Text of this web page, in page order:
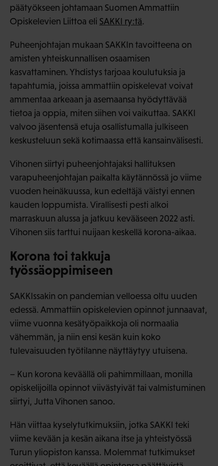
päätyökseen johtamaan Suomen Ammattiin
Opiskelevien Liittoa eli SAKKI ry:tä.
Puheenjohtajan mukaan SAKKIn tavoitteena on
amisten yhteiskunnallisen osaamisen
kasvattaminen. Yhdistys tarjoaa koulutuksia ja
tapahtumia, joissa ammattiin opiskelevat voivat
ammentaa arkeaan ja asemaansa hyödyttävää
tietoa ja oppia, miten siihen voi vaikuttaa. SAKKI
valvoo jäsentensä etuja osallistumalla julkiseen
keskusteluun sekä kotimaassa että kansainvälisesti.
Vihonen siirtyi puheenjohtajaksi hallituksen
varapuheenjohtajan paikalta käytännössä jo viime
vuoden heinäkuussa, kun edeltäjä väistyi ennen
kauden loppumista. Virallisesti pesti alkoi
marraskuun alussa ja jatkuu kevääseen 2022 asti.
Vihonen siis tarttui nuijaan keskellä korona-aikaa.
Korona toi takkuja
työssäoppimiseen
SAKKIssakin on pandemian velloessa oltu uuden
edessä. Ammattiin opiskelevien opinnot junnaavat,
viime vuonna kesätyöpaikkoja oli normaalia
vähemmän, ja niin ensi kesän kuin koko
tulevaisuuden työtilanne näyttäytyy utuisena.
– Kun korona keväällä oli pahimmillaan, monilla
opiskelijoilla opinnot viivästyivät tai valmistuminen
siirtyi, Jutta Vihonen sanoo.
Hän viittaa kyselytutkimuksiin, jotka SAKKI teki
viime kevään ja kesän aikana itse ja yhteistyössä
Turun yliopiston kanssa. Molemmat tutkimukset